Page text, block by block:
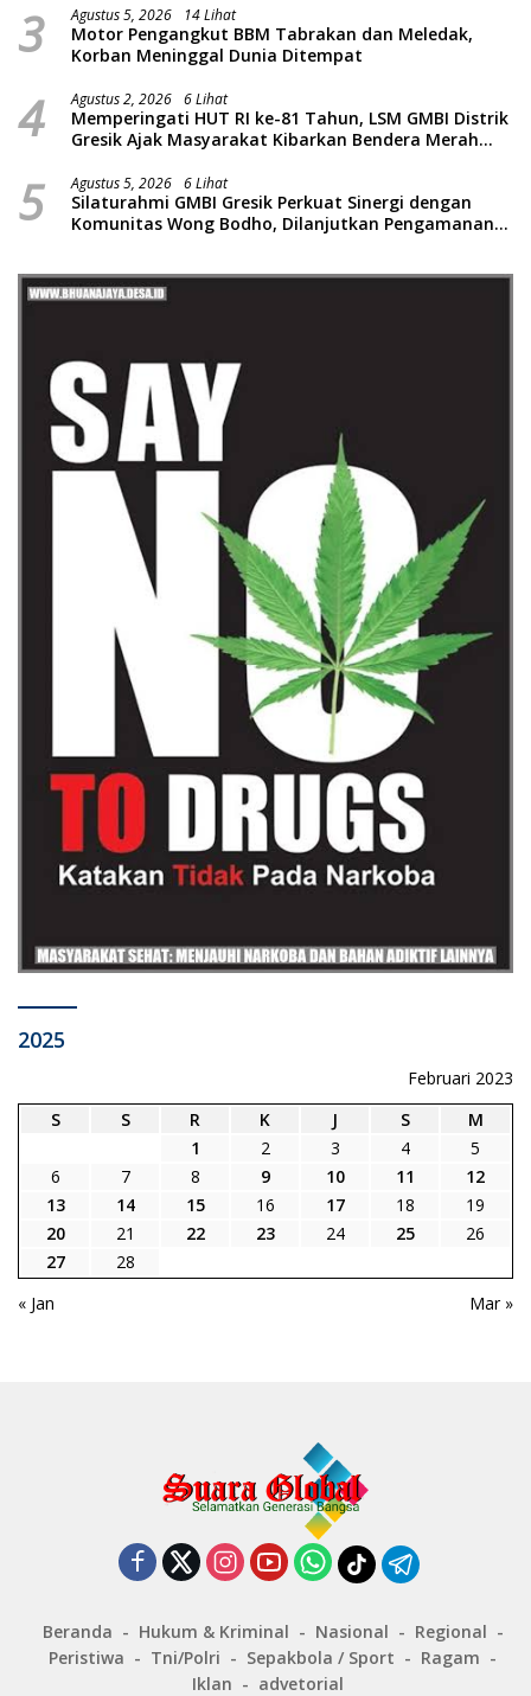
3 Agustus 5, 2026 14 Lihat
Motor Pengangkut BBM Tabrakan dan Meledak,
Korban Meninggal Dunia Ditempat
4 Agustus 2, 2026 6 Lihat
Memperingati HUT RI ke-81 Tahun, LSM GMBI Distrik
Gresik Ajak Masyarakat Kibarkan Bendera Merah
5 Agustus 5, 2026 6 Lihat
Silaturahmi GMBI Gresik Perkuat Sinergi dengan
Komunitas Wong Bodho, Dilanjutkan Pengamanan
2025
Februari 2023
S
S R K J S
M
1
2 3 4
5
6
7 8 9 10 11
12
13
14 15 16 17 18
19
20
21 22 23 24 25
26
27
28
« Jan
Mar »
Beranda Hukum & Kriminal Nasional
Regional
Peristiwa
Tni/Polri Sepakbola / Sport
Ragam
Iklan
advetorial